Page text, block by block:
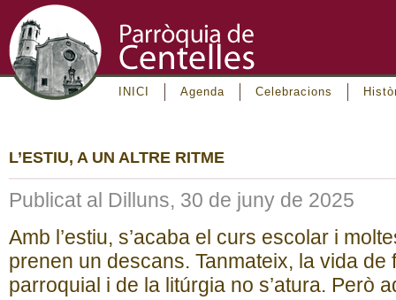
INICI Agenda Celebracions
L’ESTIU, A UN ALTRE RITME
Publicat al Dilluns, 30 de juny de 2025
Amb l’estiu, s’acaba el curs escolar i
prenen un descans. Tanmateix, la vida de
parroquial i de la litúrgia no s’atura. Però